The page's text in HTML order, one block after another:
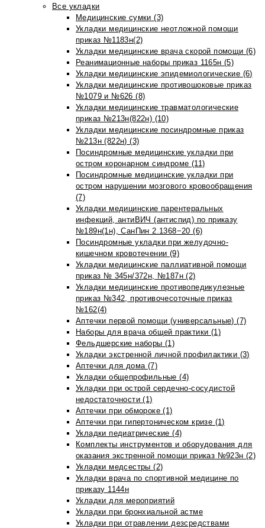
Все укладки
Медицинские сумки (3)
Укладки медицинские неотложной помощи
приказ №1183н(2)
Укладки медицинские врача скорой помощи (6)
Реанимационные наборы приказ 1165н (5)
Укладки медицинские эпидемиологические (6)
Укладки медицинские противошоковые приказ
№1079 и №626 (8)
Укладки медицинские травматологические
приказ №213н(822н) (10)
Укладки медицинские посиндромные приказ
№213н (822н) (3)
Посиндромные медицинские укладки при
остром коронарном синдроме (11)
Посиндромные медицинские укладки при
остром нарушении мозгового кровообращения
(7)
Укладки медицинские парентеральных
инфекций, антиВИЧ (антиспид) по приказу
№189н(1н), СанПин 2.1368−20 (6)
Посиндромные укладки при желудочно-
кишечном кровотечении (9)
Укладки медицинские паллиативной помощи
приказ № 345н/372н, №187н (2)
Укладки медицинские противопедикулезные
приказ №342, противочесоточные приказ
№162(4)
Аптечки первой помощи (универсальные) (7)
Наборы для врача общей практики (1)
Фельдшерские наборы (1)
Укладки экстренной личной профилактики (3)
Аптечки для дома (7)
Укладки общепрофильные (4)
Укладки при острой сердечно-сосудистой
недостаточности (1)
Аптечки при обмороке (1)
Аптечки при гипертоническом кризе (1)
Укладки педиатрические (4)
Комплекты инструментов и оборудования для
оказания экстренной помощи приказ №923н (2)
Укладки медсестры (2)
Укладки врача по спортивной медицине по
приказу 1144н
Укладки для мероприятий
Укладки при бронхиальной астме
Укладки при отравлении дезсредствами